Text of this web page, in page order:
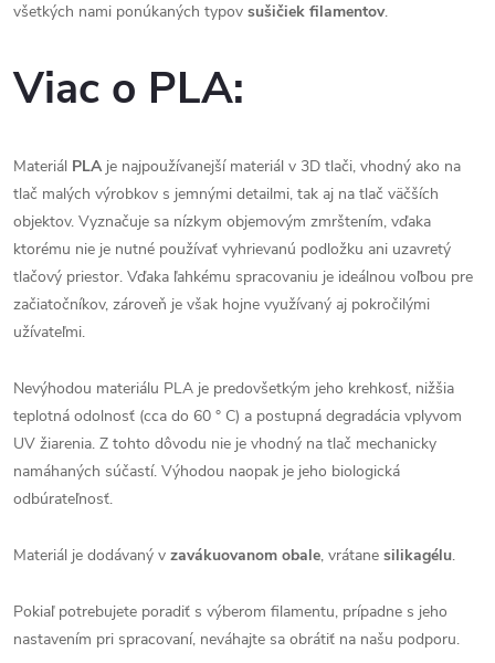
všetkých nami ponúkaných typov sušičiek filamentov.
Viac o PLA:
Materiál PLAje najpoužívanejší materiál v 3D tlači, vhodný ako na
tlač malých výrobkov s jemnými detailmi, tak aj na tlač väčších
objektov. Vyznačuje sa nízkym objemovým zmrštením, vďaka
ktorému nie je nutné používať vyhrievanú podložku ani uzavretý
tlačový priestor. Vďaka ľahkému spracovaniu je ideálnou voľbou pre
začiatočníkov, zároveň je však hojne využívaný aj pokročilými
užívateľmi.
Nevýhodou materiálu PLA je predovšetkým jeho krehkosť, nižšia
teplotná odolnosť (cca do 60 ° C) a postupná degradácia vplyvom
UV žiarenia. Z tohto dôvodu nie je vhodný na tlač mechanicky
namáhaných súčastí. Výhodou naopak je jeho biologická
odbúrateľnosť.
Materiál je dodávaný v zavákuovanom obale, vrátane silikagélu.
Pokiaľ potrebujete poradiť s výberom filamentu, prípadne s jeho
nastavením pri spracovaní, neváhajte sa obrátiť na našu podporu.